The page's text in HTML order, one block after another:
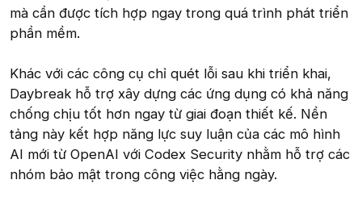
mà cần được tích hợp ngay trong quá trình phát triển
phần mềm.
Khác với các công cụ chỉ quét lỗi sau khi triển khai,
Daybreak hỗ trợ xây dựng các ứng dụng có khả năng
chống chịu tốt hơn ngay từ giai đoạn thiết kế. Nền
tảng này kết hợp năng lực suy luận của các mô hình
AI mới từ OpenAI với Codex Security nhằm hỗ trợ các
nhóm bảo mật trong công việc hằng ngày.